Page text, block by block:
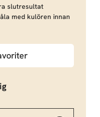
slutresultat
med kulören innan